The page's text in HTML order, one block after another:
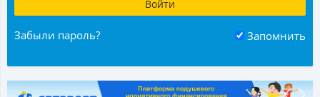
Забыли пароль? Запомнить